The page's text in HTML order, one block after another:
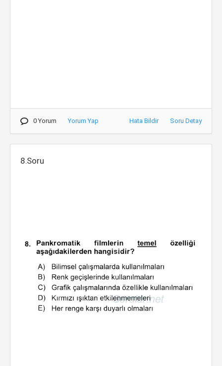
0 Yorum Yorum Yap Hata Bildir Soru Detay
8.Soru